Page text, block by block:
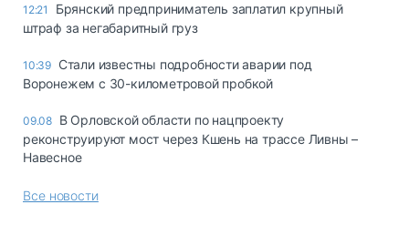
12:21
Брянский предприниматель заплатил крупный
штраф за негабаритный груз
10:39 Стали известны подробности аварии под
Воронежем с 30-километровой пробкой
09.08 В Орловской области по нацпроекту
реконструируют мост через Кшень на трассе Ливны –
Навесное
Все новости